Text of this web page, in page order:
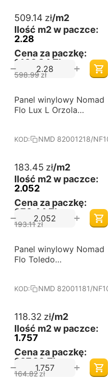
509.14 zł/m2
Ilość m2 w paczce:
2.28
Cena za paczkę:
1,160,84 Zł
598.99 zł
+
−
-5%
Darmowa dostawa
od 60 m2
Panel winylowy Nomad
Flo Lux L Orzola
KOD: NMD 82001218/
183.45 zł/m2
Ilość m2 w paczce:
2.052
Cena za paczkę:
376,44 Zł
193.11zł
+
−
-28%
Darmowa dostawa
od 60 m2
Panel winylowy Nomad
Flo Toledo
KOD: NMD 82001181/
118.32 zł/m2
Ilość m2 w paczce:
1.757
Cena za paczkę:
207,89 Zł
164.82zł
+
−